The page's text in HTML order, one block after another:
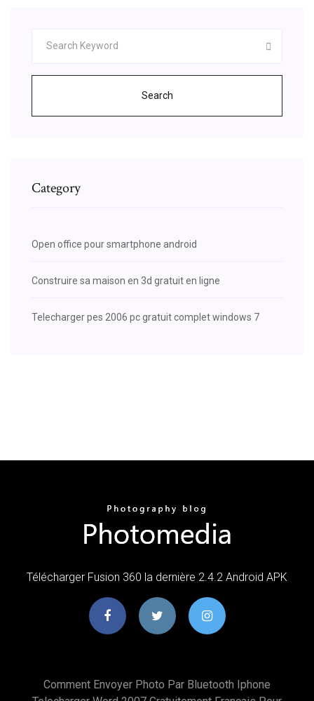
Search
Category
Open office pour smartphone android
Construire sa maison en 3d gratuit en ligne
Telecharger pes 2006 pc gratuit complet windows 7
Télécharger Fusion 360 la dernière 2.4.2 Android APK
Comment Envoyer Photo Par Bluetooth Iphone